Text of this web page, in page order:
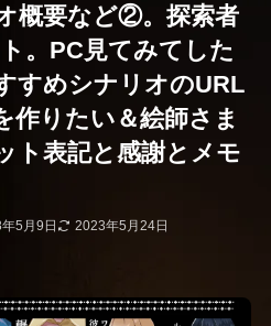
概要など②。探索者
。PC見てみてした
すめシナリオのURL
作りたい＆絵師さま
ト表記と感謝とメモ
5月9日
2023年5月24日